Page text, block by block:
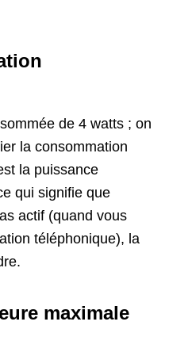
de 4 watts ; on
la consommation
la puissance
qui signifie que
actif (quand vous
téléphonique), la
maximale